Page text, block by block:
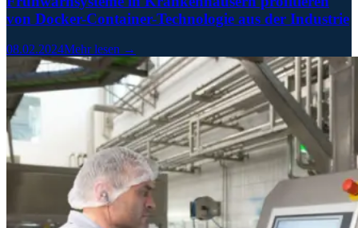
von Docker-Container-Technologie aus der Industrie
08.02.2024Mehr lesen →